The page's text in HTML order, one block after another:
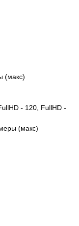
(макс)
- 120, FullHD -
(макс)